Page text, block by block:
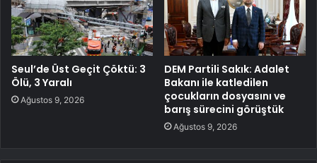
Seul’de Üst Geçit Çöktü: 3
Ölü, 3 Yaralı
Ağustos 9, 2026
DEM Partili Sakık: Adalet
Bakanı ile katledilen
çocukların dosyasını ve
barış sürecini görüştük
Ağustos 9, 2026